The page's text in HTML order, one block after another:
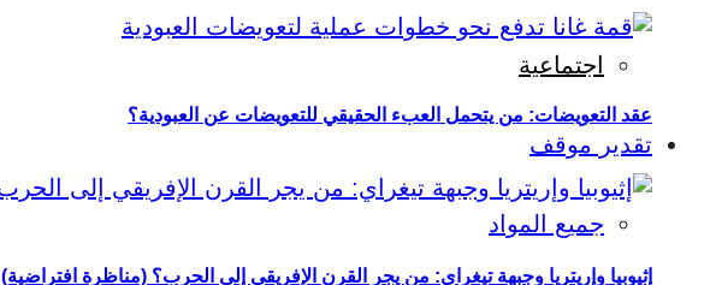
اجتماعية
تقدير موقف
جميع المواد
عقد التعويضات: من يتحمل العبء الحقيقي للتعويضات عن العبودية؟
إثيوبيا وإريتريا وجبهة تيغراي: من يجر القرن الإفريقي إلى الحرب؟ (مناظرة افتراضية)